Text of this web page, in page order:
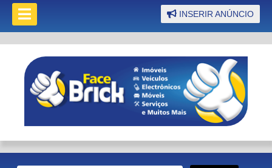
INSERIR ANÚNCIO